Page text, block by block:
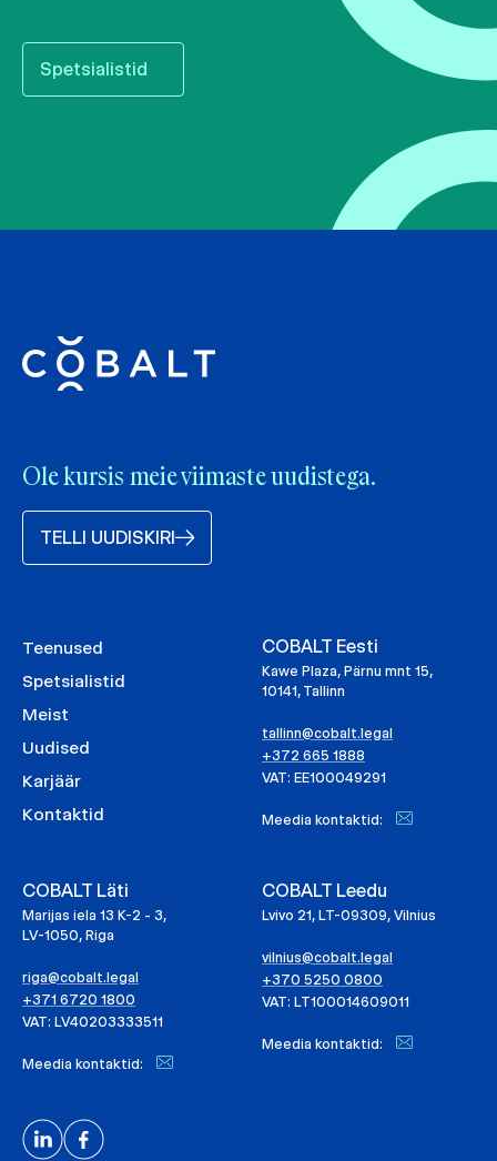
Spetsialistid
Ole kursis meie viimaste uudistega.
TELLI UUDISKIRI
Teenused
Spetsialistid
Meist
Uudised
Karjäär
Kontaktid
COBALT Eesti
Kawe Plaza, Pärnu mnt 15,
10141, Tallinn
tallinn@cobalt.legal
+372 665 1888
VAT: EE100049291
Meedia kontaktid:
COBALT Läti
Marijas iela 13 K-2 - 3,
LV-1050, Riga
riga@cobalt.legal
+371 6720 1800
VAT: LV40203333511
Meedia kontaktid:
COBALT Leedu
Lvivo 21, LT-09309, Vilnius
vilnius@cobalt.legal
+370 5250 0800
VAT: LT100014609011
Meedia kontaktid: